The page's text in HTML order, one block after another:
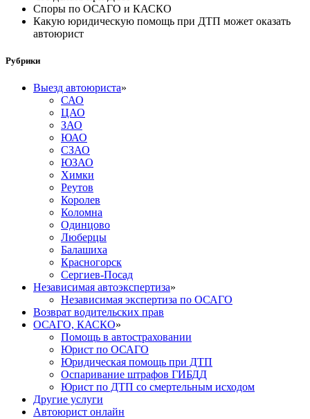
Споры по ОСАГО и КАСКО
Какую юридическую помощь при ДТП может оказать
автоюрист
Рубрики
Выезд автоюриста»
САО
ЦАО
ЗАО
ЮАО
СЗАО
ЮЗАО
Химки
Реутов
Королев
Коломна
Одинцово
Люберцы
Балашиха
Красногорск
Сергиев-Посад
Независимая автоэкспертиза»
Независимая экспертиза по ОСАГО
Возврат водительских прав
ОСАГО, КАСКО»
Помощь в автостраховании
Юрист по ОСАГО
Юридическая помощь при ДТП
Оспаривание штрафов ГИБДД
Юрист по ДТП со смертельным исходом
Другие услуги
Автоюрист онлайн